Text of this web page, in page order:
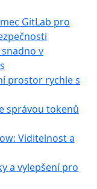
GitLab pro
v
prostor rychle s
správou tokenů
Viditelnost a
a vylepšení pro